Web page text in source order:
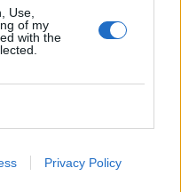
Use,
of my
with the
Privacy Policy
di San
e